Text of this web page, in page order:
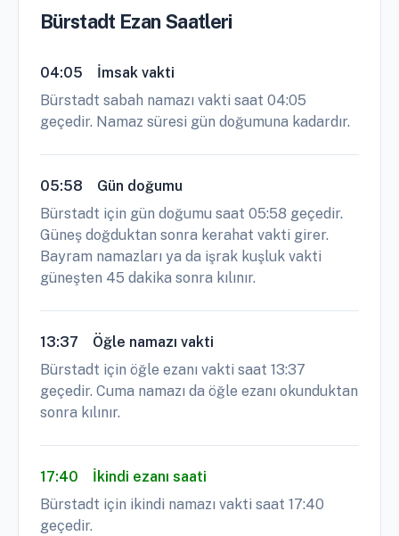
Bürstadt Ezan Saatleri
04:05
İmsak vakti
Bürstadt sabah namazı vakti saat 04:05
geçedir. Namaz süresi gün doğumuna kadardır.
05:58
Gün doğumu
Bürstadt için gün doğumu saat 05:58 geçedir.
Güneş doğduktan sonra kerahat vakti girer.
Bayram namazları ya da işrak kuşluk vakti
güneşten 45 dakika sonra kılınır.
13:37
Öğle namazı vakti
Bürstadt için öğle ezanı vakti saat 13:37
geçedir. Cuma namazı da öğle ezanı okunduktan
sonra kılınır.
17:40
İkindi ezanı saati
Bürstadt için ikindi namazı vakti saat 17:40
geçedir.